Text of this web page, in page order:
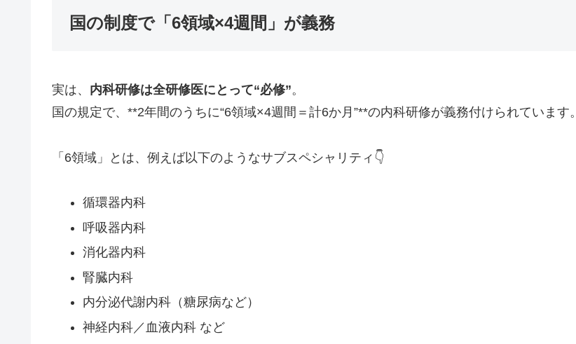
国の制度で「6領域×4週間」が義務
実は、 内科研修は全研修医にとって“必修”。
国の規定で、**2年間のうちに“6領域×4週間＝計6か月”**の内科研修が義務付けられています。
「6領域」とは、例えば以下のようなサブスペシャリティ👇
循環器内科
呼吸器内科
消化器内科
腎臓内科
内分泌代謝内科（糖尿病など）
神経内科／血液内科 など